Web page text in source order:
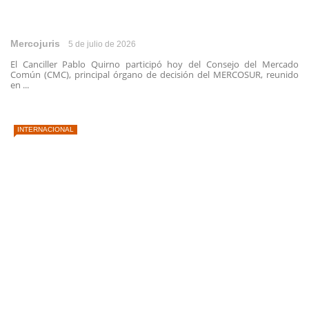
Mercojuris 5 de julio de 2026
El Canciller Pablo Quirno participó hoy del Consejo del Mercado
Común (CMC), principal órgano de decisión del MERCOSUR, reunido
en ...
INTERNACIONAL